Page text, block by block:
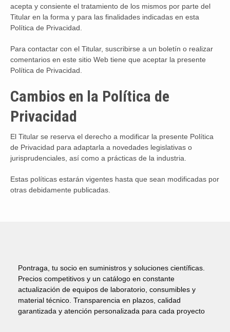
acepta y consiente el tratamiento de los mismos por parte del
Titular en la forma y para las finalidades indicadas en esta
Política de Privacidad.
Para contactar con el Titular, suscribirse a un boletín o realizar
comentarios en este sitio Web tiene que aceptar la presente
Política de Privacidad.
Cambios en la Política de
Privacidad
El Titular se reserva el derecho a modificar la presente Política
de Privacidad para adaptarla a novedades legislativas o
jurisprudenciales, así como a prácticas de la industria.
Estas políticas estarán vigentes hasta que sean modificadas por
otras debidamente publicadas.
Pontraga, tu socio en suministros y soluciones científicas.
Precios competitivos y un catálogo en constante
actualización de equipos de laboratorio, consumibles y
material técnico. Transparencia en plazos, calidad
garantizada y atención personalizada para cada proyecto